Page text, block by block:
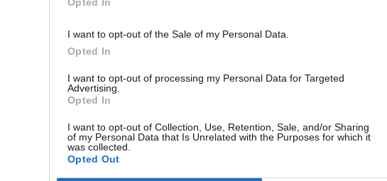
I want to opt-out of the Sale of my Personal Data.
Opted In
I want to opt-out of processing my Personal Data for Targeted
Advertising.
Opted In
I want to opt-out of Collection, Use, Retention, Sale, and/or Sharing
of my Personal Data that Is Unrelated with the Purposes for which it
was collected.
Opted Out